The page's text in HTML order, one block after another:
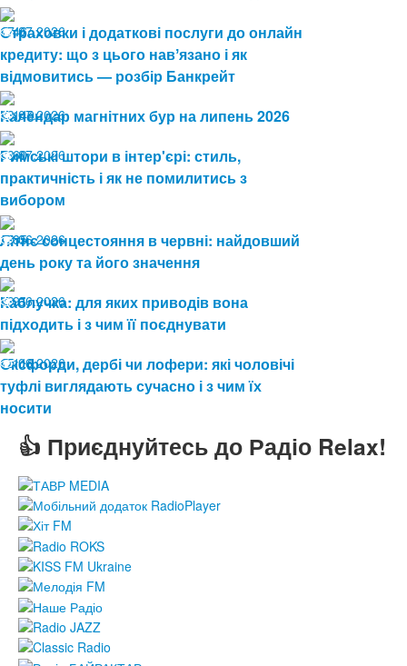
17.07.2026
46
Страховки і додаткові послуги до онлайн
кредиту: що з цього навʼязано і як
відмовитись — розбір Банкрейт
13.07.2026
149
Календар магнітних бур на липень 2026
08.07.2026
60
Римські штори в інтер'єрі: стиль,
практичність і як не помилитись з
вибором
19.06.2026
85
Літнє сонцестояння в червні: найдовший
день року та його значення
19.06.2026
91
Каблучка: для яких приводів вона
підходить і з чим її поєднувати
15.06.2026
116
Оксфорди, дербі чи лофери: які чоловічі
туфлі виглядають сучасно і з чим їх
носити
👍 Приєднуйтесь до Радіо Relax!